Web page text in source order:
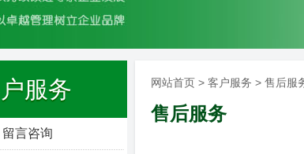
服务
留言咨询
网站首页 > 客户服务 > 售后服
售后服务